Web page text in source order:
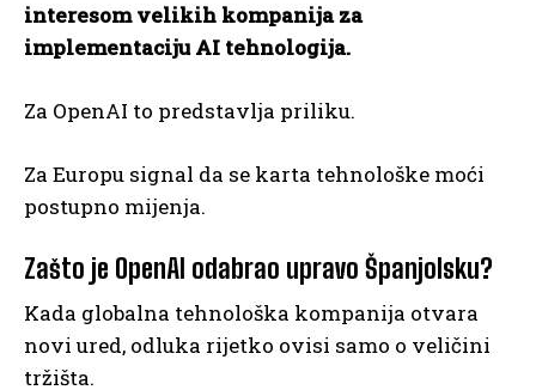
interesom velikih kompanija za
implementaciju AI tehnologija.
Za OpenAI to predstavlja priliku.
Za Europu signal da se karta tehnološke moći
postupno mijenja.
Zašto je OpenAI odabrao upravo Španjolsku?
Kada globalna tehnološka kompanija otvara
novi ured, odluka rijetko ovisi samo o veličini
tržišta.